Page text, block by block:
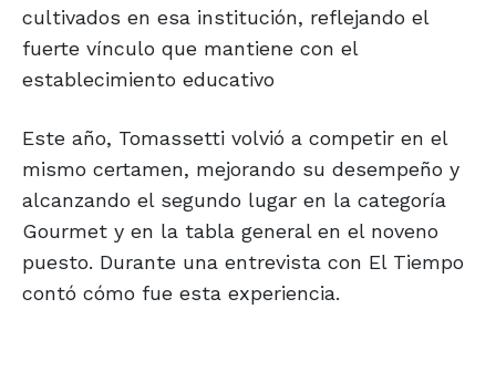
cultivados en esa institución, reflejando el
fuerte vínculo que mantiene con el
establecimiento educativo
Este año, Tomassetti volvió a competir en el
mismo certamen, mejorando su desempeño y
alcanzando el segundo lugar en la categoría
Gourmet y en la tabla general en el noveno
puesto. Durante una entrevista con El Tiempo
contó cómo fue esta experiencia.